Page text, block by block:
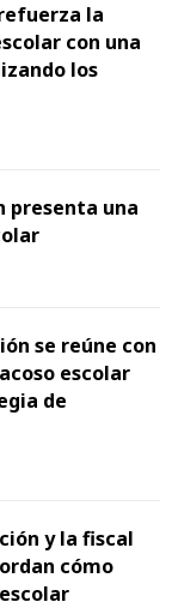
la
con una
los
presenta una
se reúne con
escolar
de
y la fiscal
cómo